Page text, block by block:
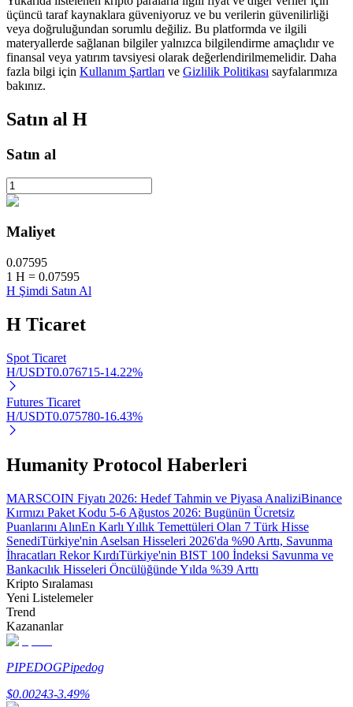
BTR Kilitleme
BTR sahiplerine özel yatırımlar
Krediler
Kripto destekli borçlanma hizmeti
Otomatik Yatırım
Bitrue
AI
üçüncü taraf kaynaklara güveniyoruz ve bu verilerin güvenilirliği
veya doğruluğundan sorumlu değiliz. Bu platformda ve ilgili
materyallerde sağlanan bilgiler yalnızca bilgilendirme amaçlıdır ve
finansal veya yatırım tavsiyesi olarak değerlendirilmemelidir. Daha
fazla bilgi için Kullanım Şartları ve Gizlilik Politikası sayfalarımıza
bakınız.
Satın al H
Satın al
Maliyet
0.07595
1 H = 0.07595
H Şimdi Satın Al
H Ticaret
Spot Ticaret
H/USDT0.076715-14.22%
Futures Ticaret
H/USDT0.075780-16.43%
Humanity Protocol Haberleri
MARSCOIN Fiyatı 2026: Hedef Tahmin ve Piyasa AnaliziBinance
Kırmızı Paket Kodu 5-6 Ağustos 2026: Bugünün Ücretsiz
Puanlarını AlınEn Karlı Yıllık Temettüleri Olan 7 Türk Hisse
SenediTürkiye'nin Aselsan Hisseleri 2026'da %90 Arttı, Savunma
İhracatları Rekor KırdıTürkiye'nin BIST 100 İndeksi Savunma ve
Bankacılık Hisseleri Öncülüğünde Yılda %39 Arttı
Kripto Sıralaması
Yeni Listelemeler
Trend
Kazananlar
PIPEDOGPipedog
$0.00243-3.49%